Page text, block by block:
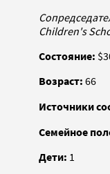
Children's
Состояние:
Возраст: 66
Источники
Семейное
Дети: 1